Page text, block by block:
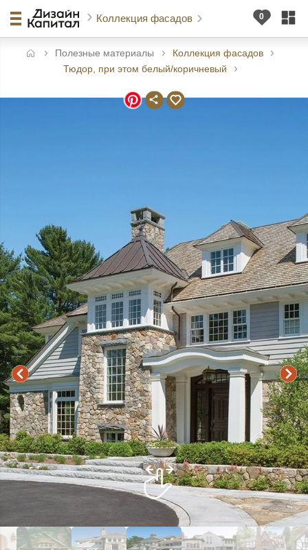
Коллекция фасадов
Полезные материалы
Коллекция фасадов
Тюдор, при этом белый/коричневый